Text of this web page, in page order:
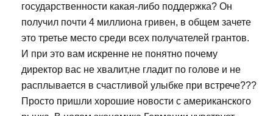
государственности какая-либо поддержка? Он
получил почти 4 миллиона гривен, в общем зачете
это третье место среди всех получателей грантов.
И при это вам искренне не понятно почему
директор вас не хвалит,не гладит по голове и не
расплывается в счастливой улыбке при встрече???
Просто пришли хорошие новости с американского